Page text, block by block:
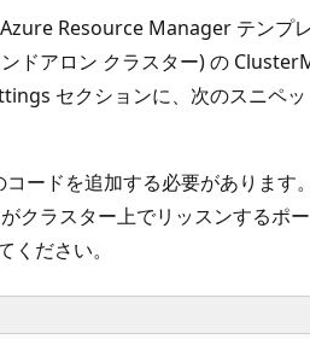
Resource Manager テンプ
ドアロン クラスター) の
セクションに、次のスニペ
ードを追加する必要があります
クラスター上でリッスンするポ
ださい。